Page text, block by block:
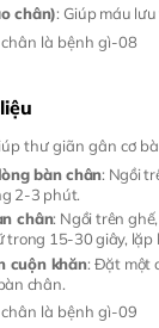
chân): Giúp máu
thư giãn gân cơ
bàn chân: Ngồi
2-3 phút.
chân: Ngồi trên
trong 15-30 giây, lặp
cuộn khăn: Đặt một
chân.